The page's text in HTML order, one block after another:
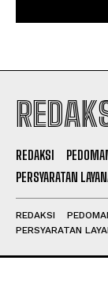
REDAKSI
PERSYARATAN
REDAKSI
PERSYARATAN